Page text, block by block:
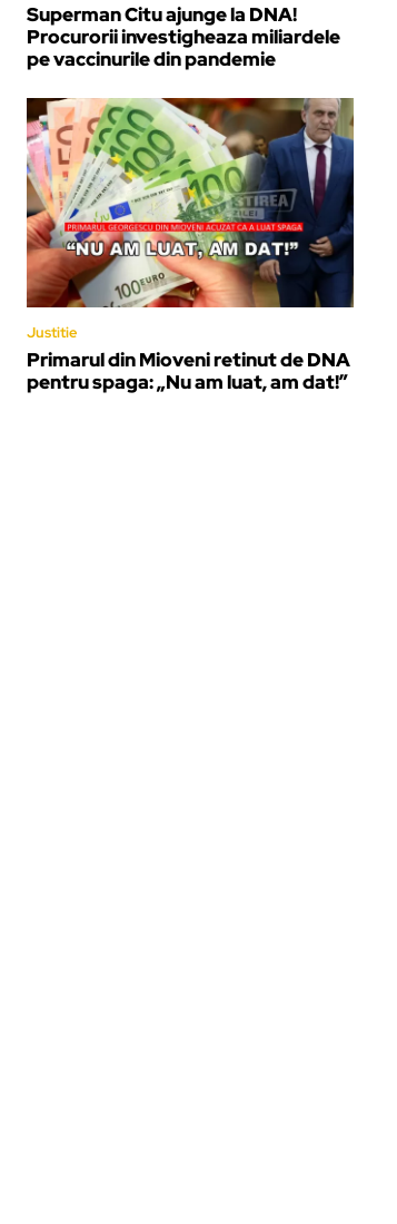
Superman Citu ajunge la DNA!
Procurorii investigheaza miliardele
pe vaccinurile din pandemie
Justitie
Primarul din Mioveni retinut de DNA
pentru spaga: „Nu am luat, am dat!”